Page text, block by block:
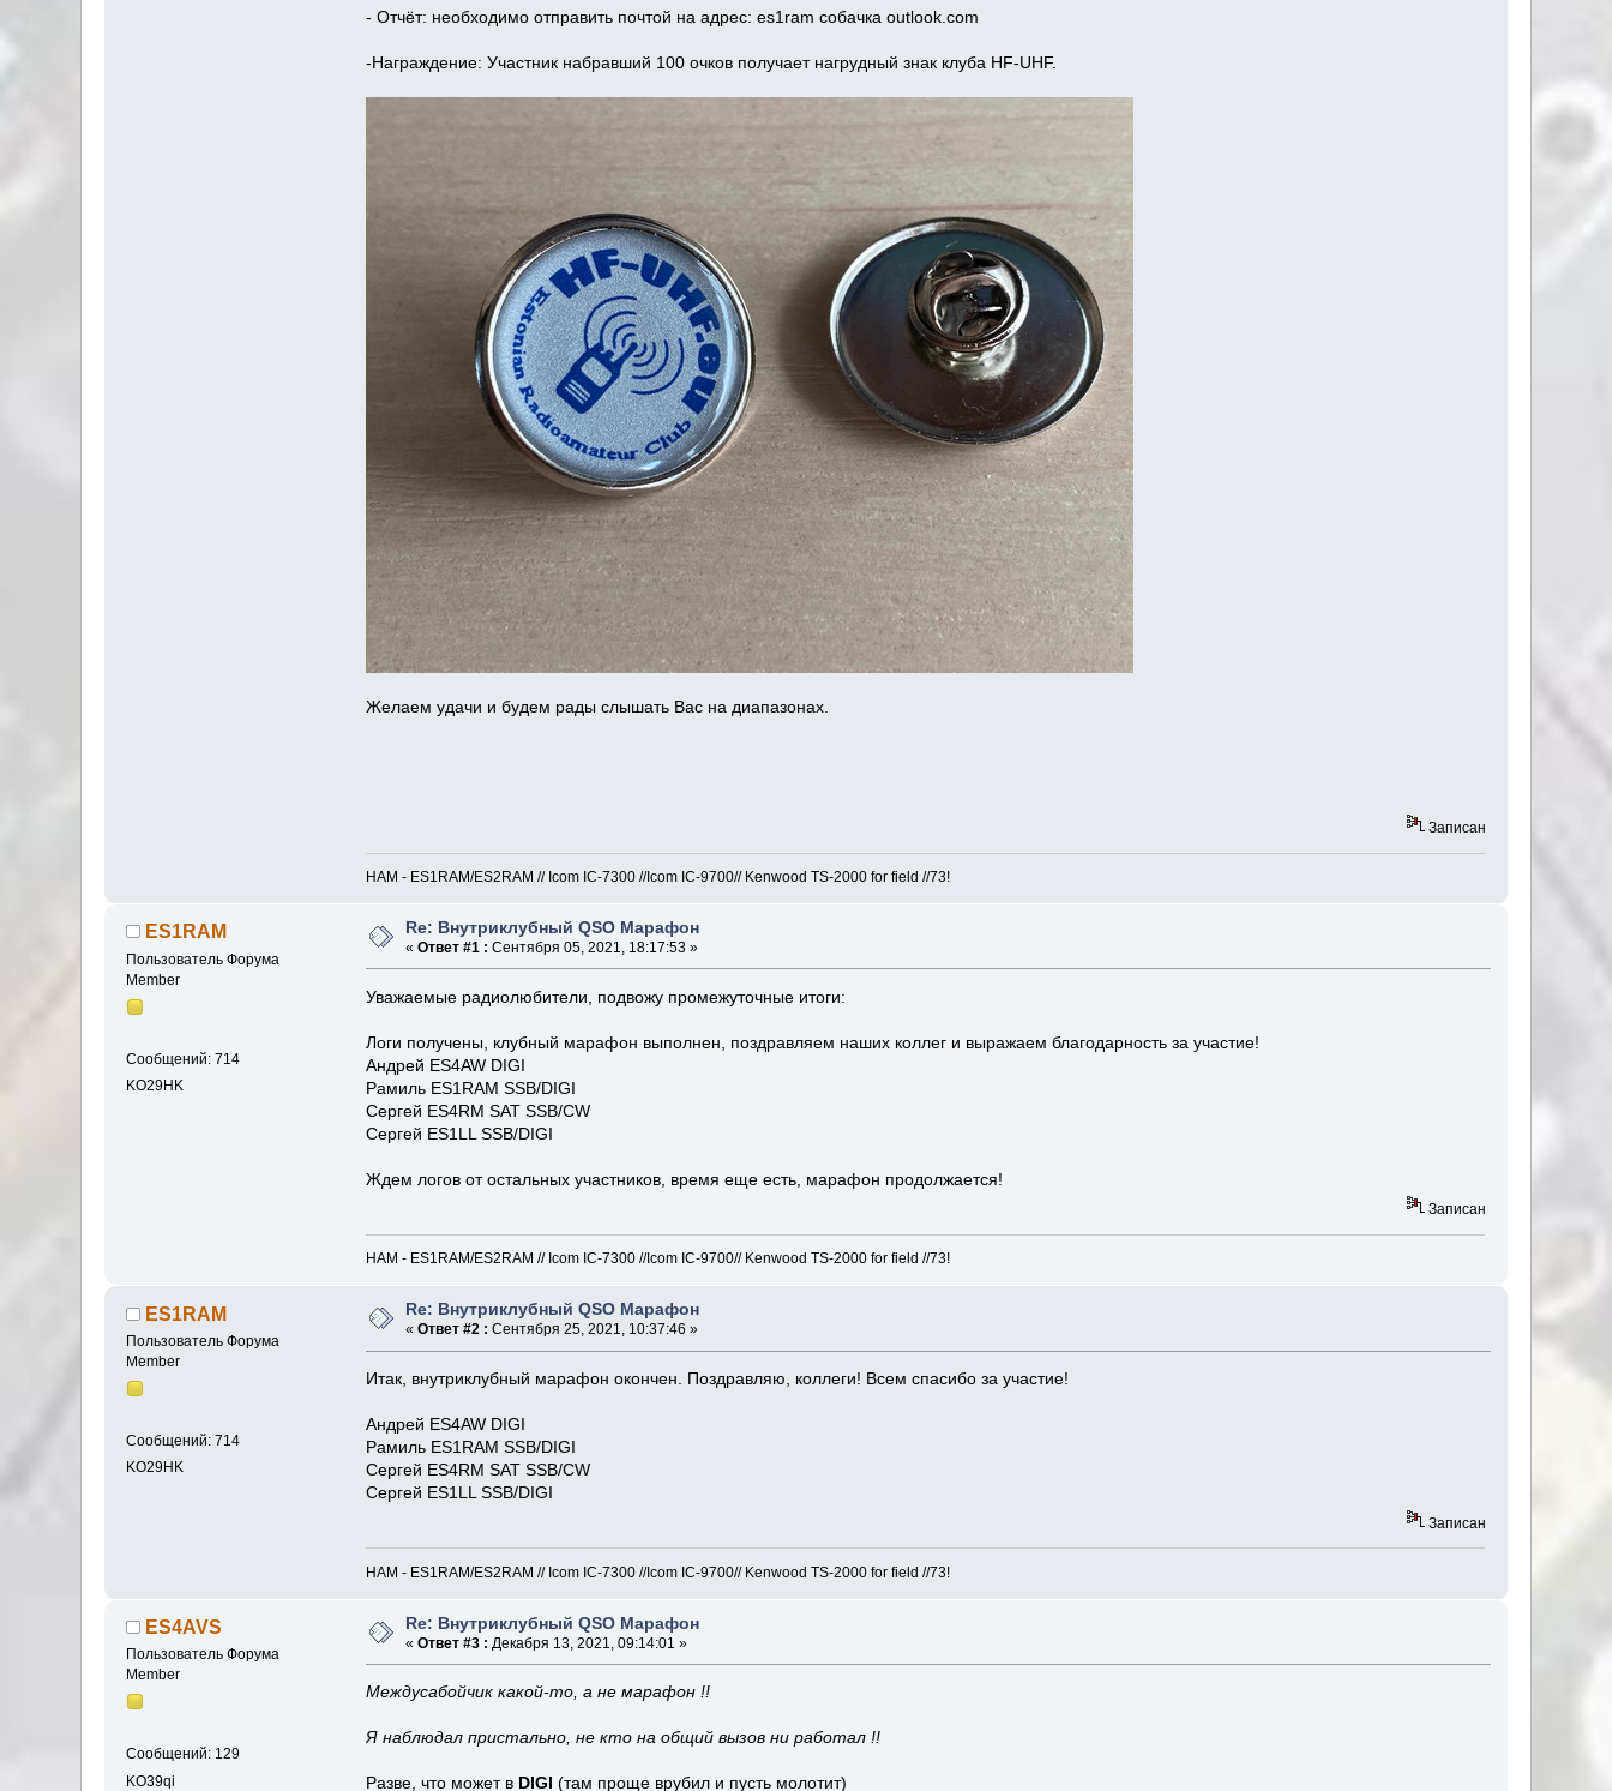
- Отчёт: необходимо отправить почтой на адрес: es1ram собачка outlook.com
-Награждение: Участник набравший 100 очков получает нагрудный знак клуба HF-UHF.
Желаем удачи и будем рады слышать Вас на диапазонах.
Записан
HAM - ES1RAM/ES2RAM // Icom IC-7300 //Icom IC-9700// Kenwood TS-2000 for field //73!
ES1RAM
Пользователь Форума
Member
Сообщений: 714
KO29HK
Re: Внутриклубный QSO Марафон
« Ответ #1 : Сентября 05, 2021, 18:17:53 »
Уважаемые радиолюбители, подвожу промежуточные итоги:
Логи получены, клубный марафон выполнен, поздравляем наших коллег и выражаем благодарность за участие!
Андрей ES4AW DIGI
Рамиль ES1RAM SSB/DIGI
Сергей ES4RM SAT SSB/CW
Сергей ES1LL SSB/DIGI
Ждем логов от остальных участников, время еще есть, марафон продолжается!
Записан
HAM - ES1RAM/ES2RAM // Icom IC-7300 //Icom IC-9700// Kenwood TS-2000 for field //73!
ES1RAM
Пользователь Форума
Member
Сообщений: 714
KO29HK
Re: Внутриклубный QSO Марафон
« Ответ #2 : Сентября 25, 2021, 10:37:46 »
Итак, внутриклубный марафон окончен. Поздравляю, коллеги! Всем спасибо за участие!
Андрей ES4AW DIGI
Рамиль ES1RAM SSB/DIGI
Сергей ES4RM SAT SSB/CW
Сергей ES1LL SSB/DIGI
Записан
HAM - ES1RAM/ES2RAM // Icom IC-7300 //Icom IC-9700// Kenwood TS-2000 for field //73!
ES4AVS
Пользователь Форума
Member
Сообщений: 129
KO39qi
Re: Внутриклубный QSO Марафон
« Ответ #3 : Декабря 13, 2021, 09:14:01 »
Междусабойчик какой-то, а не марафон !!
Я наблюдал пристально, не кто на общий вызов ни работал !!
Разве, что может в DIGI (там проще врубил и пусть молотит)